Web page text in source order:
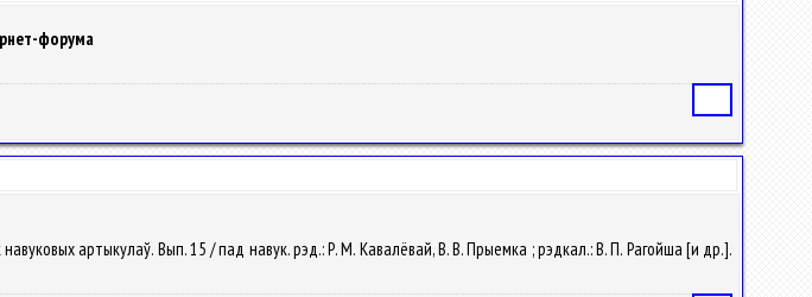
форума
артыкулаў. Вып. 15 / пад навук. рэд.: Р. М. Кавалёвай, В. В. Прыемка ; рэдкал.: В. П. Рагойша [и др.].